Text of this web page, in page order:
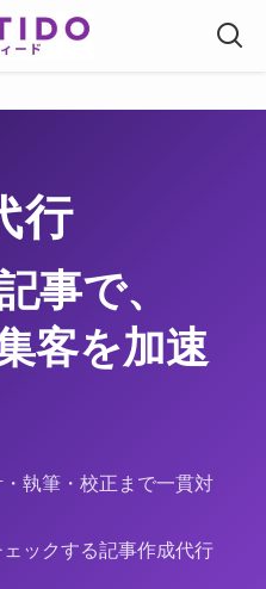
行
事で、
客を加速
執筆・校正まで一貫対
ックする記事作成代行